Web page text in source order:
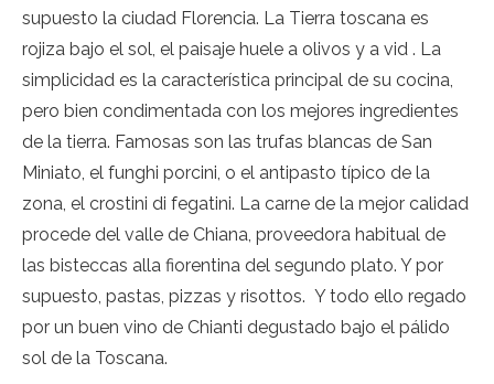
supuesto la ciudad Florencia. La Tierra toscana es
rojiza bajo el sol, el paisaje huele a olivos y a vid . La
simplicidad es la característica principal de su cocina,
pero bien condimentada con los mejores ingredientes
de la tierra. Famosas son las trufas blancas de San
Miniato, el funghi porcini, o el antipasto típico de la
zona, el crostini di fegatini. La carne de la mejor calidad
procede del valle de Chiana, proveedora habitual de
las bisteccas alla fiorentina del segundo plato. Y por
supuesto, pastas, pizzas y risottos. Y todo ello regado
por un buen vino de Chianti degustado bajo el pálido
sol de la Toscana.